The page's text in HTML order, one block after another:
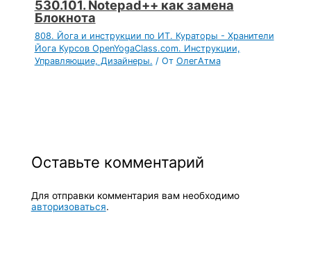
530.101. Notepad++ как замена
Блокнота
808. Йога и инструкции по ИТ. Кураторы - Хранители
Йога Курсов OpenYogaClass.com. Инструкции,
Управляющие, Дизайнеры. / От ОлегАтма
Оставьте комментарий
Для отправки комментария вам необходимо
авторизоваться.